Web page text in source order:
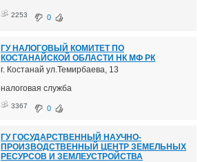
2253 0
ГУ НАЛОГОВЫЙ КОМИТЕТ ПО
КОСТАНАЙСКОЙ ОБЛАСТИ НК МФ РК
г. Костанай ул.Темирбаева, 13
налоговая служба
3367 0
ГУ ГОСУДАРСТВЕННЫЙ НАУЧНО-
ПРОИЗВОДСТВЕННЫЙ ЦЕНТР ЗЕМЕЛЬНЫХ
РЕСУРСОВ И ЗЕМЛЕУСТРОЙСТВА